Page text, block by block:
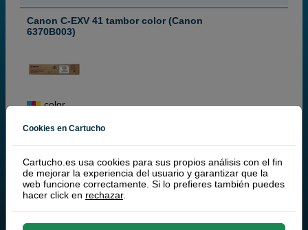
Canon C-EXV 41 tambor color (Canon
6370B003)
color
321,50
265,70 € iva ex
RECIBE EN MÁS DE 24H
Cookies en Cartucho
Cartucho.es usa cookies para sus propios análisis con el fin
de mejorar la experiencia del usuario y garantizar que la
web funcione correctamente. Si lo prefieres también puedes
hacer click en rechazar.